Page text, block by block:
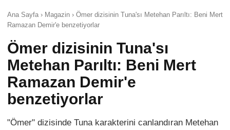
Ana Sayfa › Magazin › Ömer dizisinin Tuna'sı Metehan Parıltı: Beni Mert
Ramazan Demir'e benzetiyorlar
Ömer dizisinin Tuna'sı
Metehan Parıltı: Beni Mert
Ramazan Demir'e
benzetiyorlar
"Ömer" dizisinde Tuna karakterini canlandıran Metehan